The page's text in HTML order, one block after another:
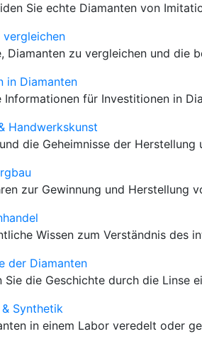
Sie echte Diamanten von
vergleichen
Diamanten zu vergleichen und die
in Diamanten
Informationen für Investitionen in
Handwerkskunst
die Geheimnisse der
zur Gewinnung und Herstellung
Wissen zum Verständnis des
der Diamanten
Sie die Geschichte durch die Linse
Synthetik
in einem Labor veredelt oder